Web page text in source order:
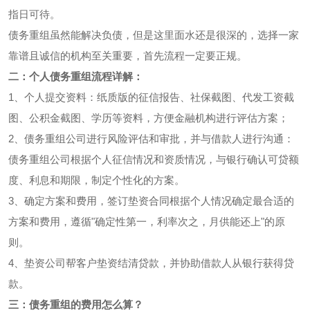
指日可待。
债务重组虽然能解决负债，但是这里面水还是很深的，选择一家
靠谱且诚信的机构至关重要，首先流程一定要正规。
二：个人债务重组流程详解：
1、个人提交资料：纸质版的征信报告、社保截图、代发工资截
图、公积金截图、学历等资料，方便金融机构进行评估方案；
2、债务重组公司进行风险评估和审批，并与借款人进行沟通：
债务重组公司根据个人征信情况和资质情况，与银行确认可贷额
度、利息和期限，制定个性化的方案。
3、确定方案和费用，签订垫资合同根据个人情况确定最合适的
方案和费用，遵循"确定性第一，利率次之，月供能还上"的原
则。
4、垫资公司帮客户垫资结清贷款，并协助借款人从银行获得贷
款。
三：债务重组的费用怎么算？